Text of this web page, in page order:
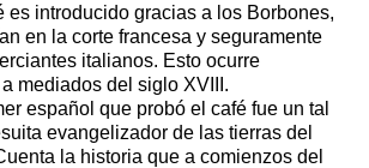
es introducido gracias a los Borbones,
en la corte francesa y seguramente
italianos. Esto ocurre
mediados del siglo XVIII.
español que probó el café fue un tal
evangelizador de las tierras del
la historia que a comienzos del